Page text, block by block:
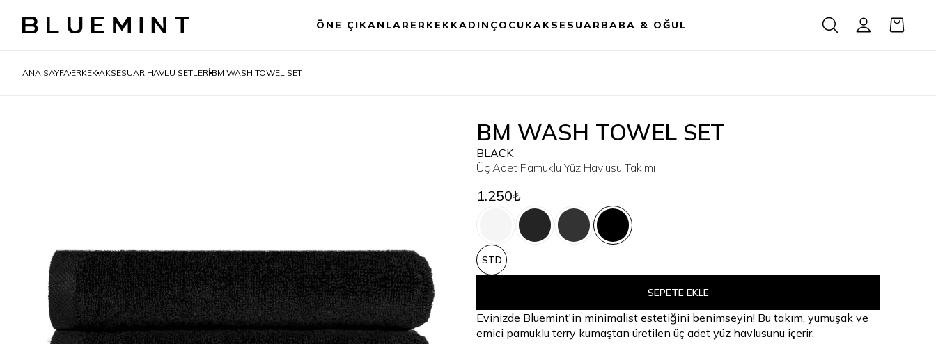
ÖNE ÇIKANLAR ERKEKKADIN ÇOCUKAKSESUAR BABA & OĞUL
ANA SAYFA ERKEKAKSESUAR HAVLU SETLERİ BM WASH TOWEL SET
BM WASH TOWEL SET
BLACK
Üç Adet Pamuklu Yüz Havlusu Takımı
1.250₺
STD
SEPETE EKLE
Evinizde Bluemint'in minimalist estetiğini benimseyin! Bu takım, yumuşak ve
emici pamuklu terry kumaştan üretilen üç adet yüz havlusunu içerir.